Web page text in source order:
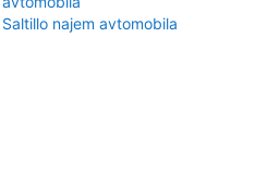
Saltillo najem avtomobila